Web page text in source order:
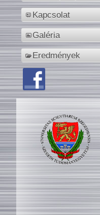
Kapcsolat
Galéria
Eredmények